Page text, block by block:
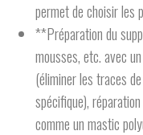
permet de choisir les
**Préparation du
mousses, etc. avec
(éliminer les traces
spécifique),
comme un mastic